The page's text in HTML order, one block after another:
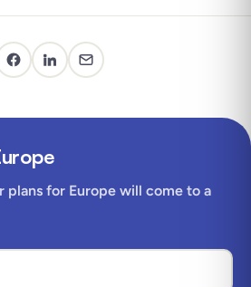
plans for Europe will come to a